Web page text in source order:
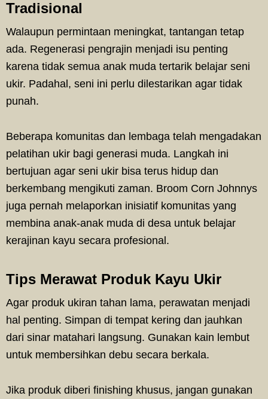
Tradisional
Walaupun permintaan meningkat, tantangan tetap
ada. Regenerasi pengrajin menjadi isu penting
karena tidak semua anak muda tertarik belajar seni
ukir. Padahal, seni ini perlu dilestarikan agar tidak
punah.
Beberapa komunitas dan lembaga telah mengadakan
pelatihan ukir bagi generasi muda. Langkah ini
bertujuan agar seni ukir bisa terus hidup dan
berkembang mengikuti zaman. Broom Corn Johnnys
juga pernah melaporkan inisiatif komunitas yang
membina anak-anak muda di desa untuk belajar
kerajinan kayu secara profesional.
Tips Merawat Produk Kayu Ukir
Agar produk ukiran tahan lama, perawatan menjadi
hal penting. Simpan di tempat kering dan jauhkan
dari sinar matahari langsung. Gunakan kain lembut
untuk membersihkan debu secara berkala.
Jika produk diberi finishing khusus, jangan gunakan